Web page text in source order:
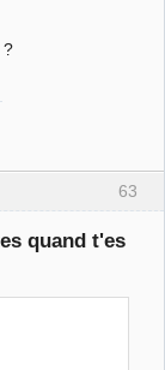
?
63
quand t'es